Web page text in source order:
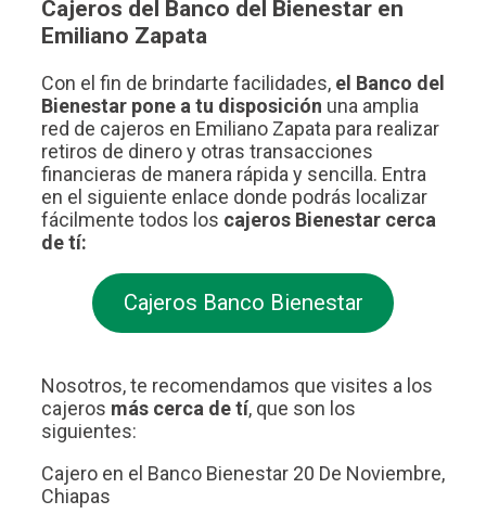
Cajeros del Banco del Bienestar en
Emiliano Zapata
Con el fin de brindarte facilidades, el Banco del
Bienestar pone a tu disposición una amplia
red de cajeros en Emiliano Zapata para realizar
retiros de dinero y otras transacciones
financieras de manera rápida y sencilla. Entra
en el siguiente enlace donde podrás localizar
fácilmente todos los cajeros Bienestar cerca
de tí:
Cajeros Banco Bienestar
Nosotros, te recomendamos que visites a los
cajeros más cerca de tí, que son los
siguientes:
Cajero en el Banco Bienestar 20 De Noviembre,
Chiapas